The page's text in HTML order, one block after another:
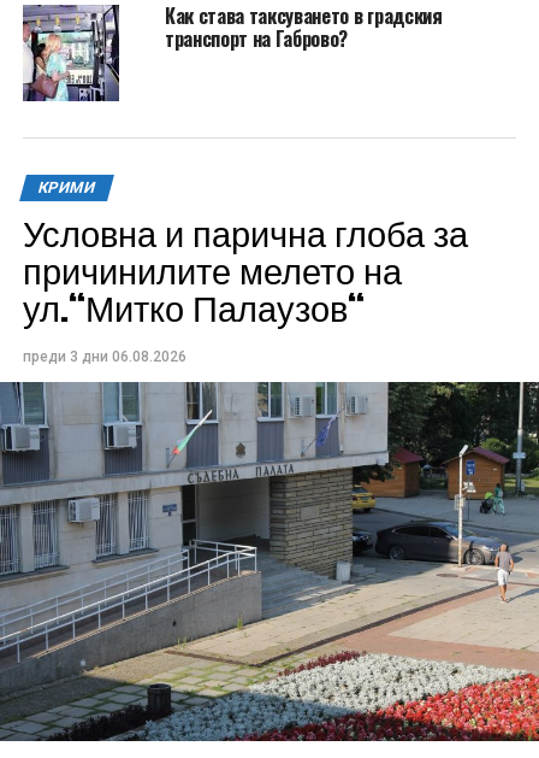
Как става таксуването в градския
транспорт на Габрово?
КРИМИ
Условна и парична глоба за
причинилите мелето на
ул.“Митко Палаузов“
преди 3 дни 06.08.2026